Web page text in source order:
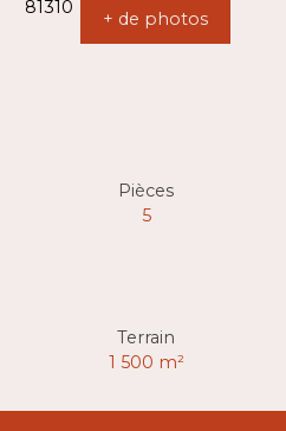
+ de photos
Pièces
5
Terrain
1 500 m²